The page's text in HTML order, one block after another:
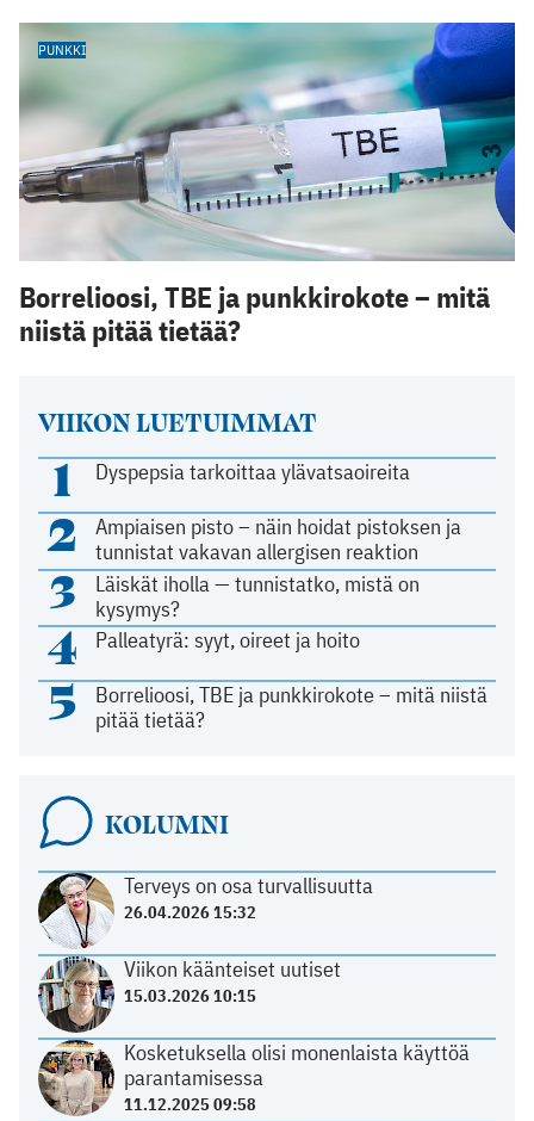
VIIKON LUETUIMMAT
1 Dyspepsia tarkoittaa ylävatsaoireita
2
Ampiaisen pisto – näin hoidat pistoksen ja
tunnistat vakavan allergisen reaktion
3
Läiskät iholla — tunnistatko, mistä on
kysymys?
4 Palleatyrä: syyt, oireet ja hoito
5
Borrelioosi, TBE ja punkkirokote – mitä niistä
pitää tietää?
KOLUMNI
Terveys on osa turvallisuutta
26.04.2026 15:32
Viikon käänteiset uutiset
15.03.2026 10:15
Kosketuksella olisi monenlaista käyttöä
parantamisessa
11.12.2025 09:58
PUNKKI
Borrelioosi, TBE ja punkkirokote – mitä
niistä pitää tietää?